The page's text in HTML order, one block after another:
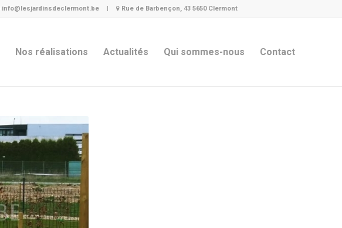
info@lesjardinsdeclermont.be | Rue de Barbençon, 43 5650 Clermont
Nos réalisations Actualités Qui sommes-nous Contact